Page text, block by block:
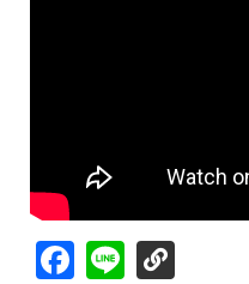
Facebook
Line